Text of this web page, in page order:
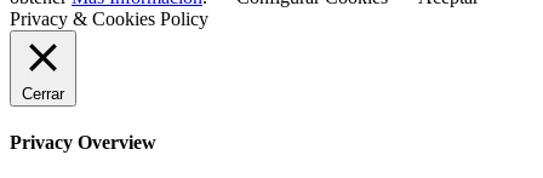
Privacy & Cookies Policy
Cerrar
Privacy Overview